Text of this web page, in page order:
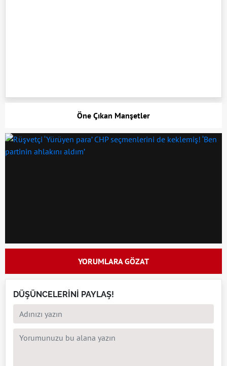
Öne Çıkan Manşetler
YORUMLARA GÖZAT
DÜŞÜNCELERİNİ PAYLAŞ!